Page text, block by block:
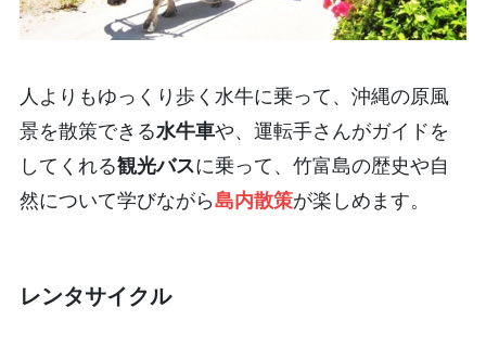
人よりもゆっくり歩く水牛に乗って、沖縄の原風
景を散策できる水牛車や、運転手さんがガイドを
してくれる観光バスに乗って、竹富島の歴史や自
然について学びながら島内散策が楽しめます。
レンタサイクル